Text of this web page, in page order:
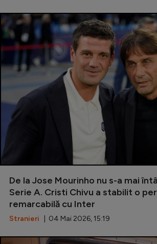
De la Jose Mourinho nu s-a mai
Serie A. Cristi Chivu a stabilit o
remarcabilă cu Inter
Stranieri | 04 Mai 2026, 15:19